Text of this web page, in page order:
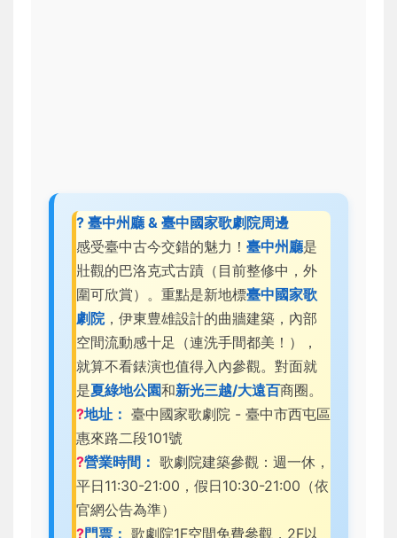
? 臺中州廳 & 臺中國家歌劇院周邊
感受臺中古今交錯的魅力！ 臺中州廳是
壯觀的巴洛克式古蹟（目前整修中，外
圍可欣賞）。重點是新地標臺中國家歌
劇院，伊東豊雄設計的曲牆建築，內部
空間流動感十足（連洗手間都美！），
就算不看錶演也值得入內參觀。對面就
是夏綠地公園和新光三越/大遠百商圈。
?地址： 臺中國家歌劇院 - 臺中市西屯區
惠來路二段101號
?營業時間： 歌劇院建築參觀：週一休，
平日11:30-21:00，假日10:30-21:00（依
官網公告為準）
?門票： 歌劇院1F空間免費參觀，2F以